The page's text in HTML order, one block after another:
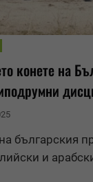
конете на
българския
и